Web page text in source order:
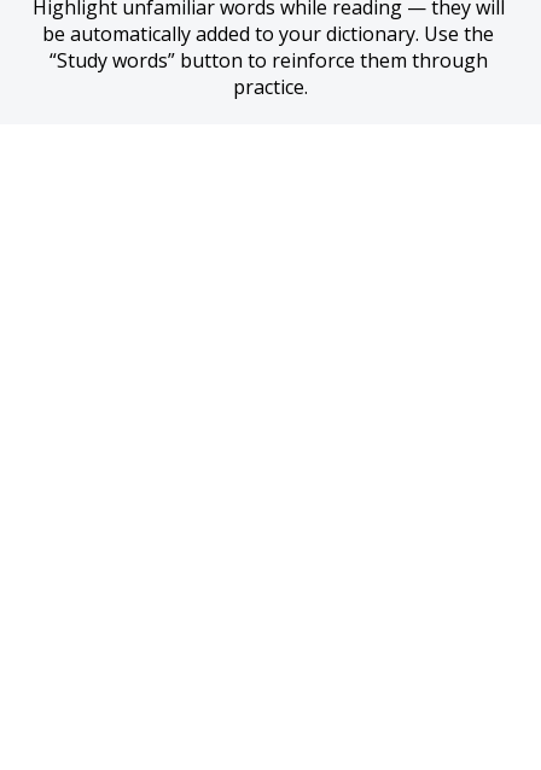
Highlight unfamiliar words while reading — they will
be automatically added to your dictionary. Use the
“Study words” button to reinforce them through
practice.